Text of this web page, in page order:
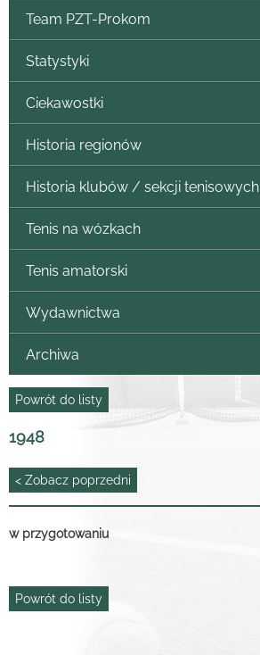
Team PZT-Prokom
Statystyki
Ciekawostki
Historia regionów
Historia klubów / sekcji tenisowych
Tenis na wózkach
Tenis amatorski
Wydawnictwa
Archiwa
Powrót do listy
1948
< Zobacz poprzedni
w przygotowaniu
Powrót do listy